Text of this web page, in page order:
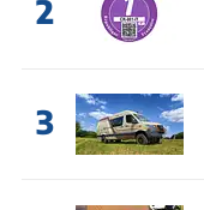
2
3